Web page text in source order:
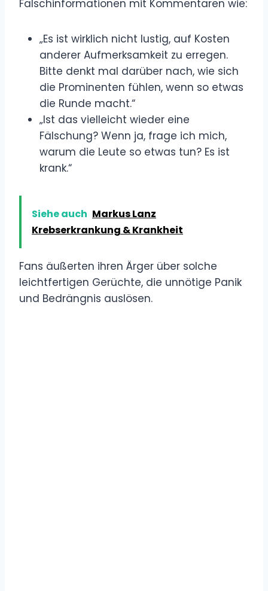
Falschinformationen mit Kommentaren wie:
„Es ist wirklich nicht lustig, auf Kosten
anderer Aufmerksamkeit zu erregen.
Bitte denkt mal darüber nach, wie sich
die Prominenten fühlen, wenn so etwas
die Runde macht.“
„Ist das vielleicht wieder eine
Fälschung? Wenn ja, frage ich mich,
warum die Leute so etwas tun? Es ist
krank.“
Siehe auch Markus Lanz
Krebserkrankung & Krankheit
Fans äußerten ihren Ärger über solche
leichtfertigen Gerüchte, die unnötige Panik
und Bedrängnis auslösen.